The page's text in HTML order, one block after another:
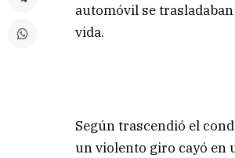
automóvil se
vida.
Según trascendió el
un violento giro cayó en